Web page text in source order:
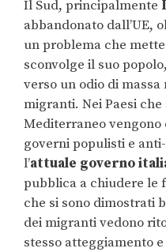
Il Sud, principalmente
abbandonato dall’UE,
un problema che
sconvolge il suo
verso un odio di
migranti. Nei Paesi
Mediterraneo
governi populisti e
l’attuale governo
pubblica a chiudere le
che si sono dimostrati
dei migranti vedono
stesso atteggiamento